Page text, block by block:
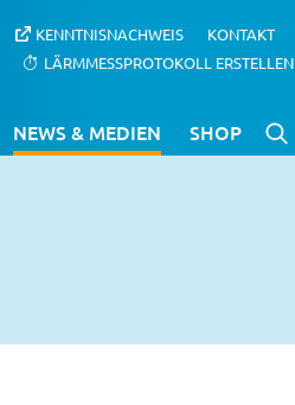
KENNTNISNACHWEIS
KONTAKT
LÄRMMESSPROTOKOLL ERSTELLEN
NEWS & MEDIEN SHOP